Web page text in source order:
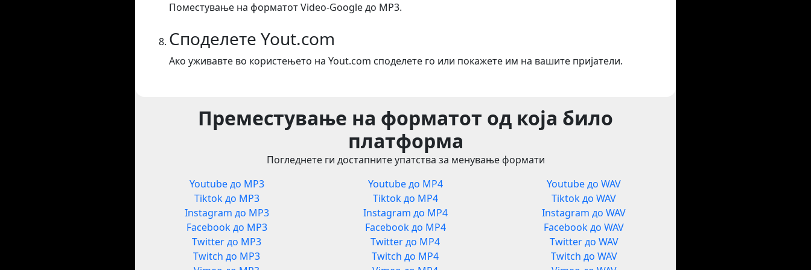
Поместување на форматот Video-Google до MP3.
Споделете Yout.com
Ако уживавте во користењето на Yout.com споделете го или покажете им на вашите пријатели.
Преместување на форматот од која било
платформа
Погледнете ги достапните упатства за менување формати
Youtube до MP3
Tiktok до MP3
Instagram до MP3
Facebook до MP3
Twitter до MP3
Twitch до MP3
Youtube до MP4
Tiktok до MP4
Instagram до MP4
Facebook до MP4
Twitter до MP4
Twitch до MP4
Youtube до WAV
Tiktok до WAV
Instagram до WAV
Facebook до WAV
Twitter до WAV
Twitch до WAV